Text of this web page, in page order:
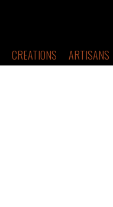
CREATIONS ARTISANS